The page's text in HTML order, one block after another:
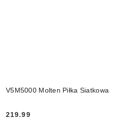
V5M5000 Molten Piłka Siatkowa
Cena:
219.99